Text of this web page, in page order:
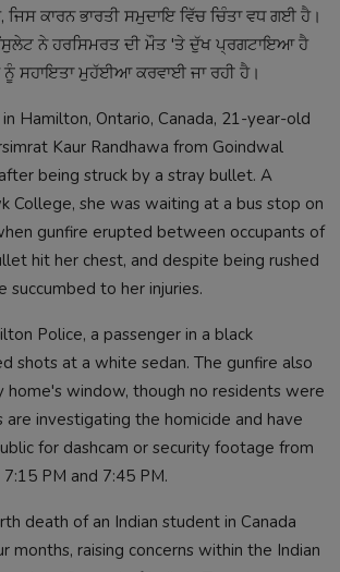
ਜਿਸ ਕਾਰਨ ਭਾਰਤੀ ਸਮੁਦਾਇ ਵਿੱਚ ਚਿੰਤਾ ਵਧ ਗਈ ਹੈ।
ਨੇ ਹਰਸਿਮਰਤ ਦੀ ਮੌਤ 'ਤੇ ਦੁੱਖ ਪ੍ਰਗਟਾਇਆ ਹੈ
ਨੂੰ ਸਹਾਇਤਾ ਮੁਹੱਈਆ ਕਰਵਾਈ ਜਾ ਰਹੀ ਹੈ।​
Hamilton, Ontario, Canada, 21-year-old
Kaur Randhawa from Goindwal
being struck by a stray bullet. A
College, she was waiting at a bus stop on
gunfire erupted between occupants of
hit her chest, and despite being rushed
succumbed to her injuries.​
Police, a passenger in a black
shots at a white sedan. The gunfire also
home's window, though no residents were
are investigating the homicide and have
for dashcam or security footage from
PM and 7:45 PM.​
death of an Indian student in Canada
months, raising concerns within the Indian